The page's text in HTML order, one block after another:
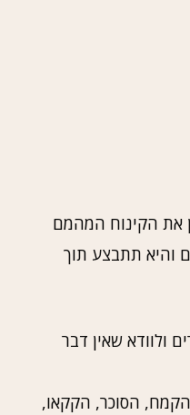
את הקינוח המהמם
והיא תתבצע תוך
ולוודא שאין דבר
הסוכר, הקקאו,